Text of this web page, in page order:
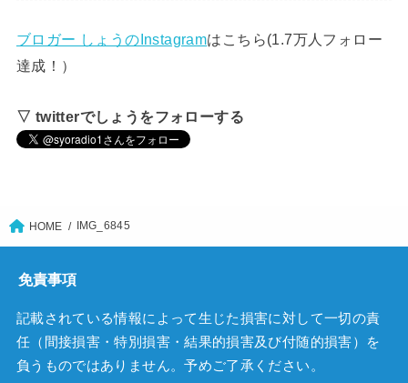
ブロガー しょうのInstagramはこちら(1.7万人フォロー
達成！）
▽ twitterでしょうをフォローする
HOME IMG_6845
免責事項
記載されている情報によって生じた損害に対して一切の責
任（間接損害・特別損害・結果的損害及び付随的損害）を
負うものではありません。予めご了承ください。